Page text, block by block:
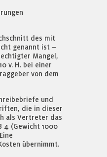
des mit
genannt ist –
Mangel,
v. H. bei einer
von dem
und
die in dieser
als Vertreter das
4 (Gewicht 1000
übernimmt.